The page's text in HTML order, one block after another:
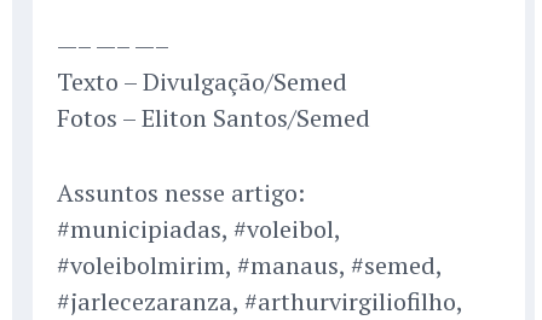
—– —– —–
Texto – Divulgação/Semed
Fotos – Eliton Santos/Semed
Assuntos nesse artigo:
#municipiadas, #voleibol,
#voleibolmirim, #manaus, #semed,
#jarlecezaranza, #arthurvirgiliofilho,